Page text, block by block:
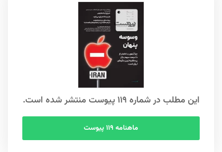
این مطلب در شماره ۱۱۹ پیوست منتشر شده است.
ماهنامه ۱۱۹ پیوست